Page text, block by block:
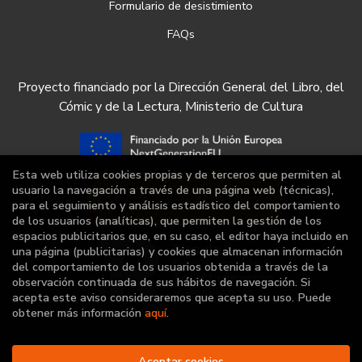
Formulario de desistimiento
FAQs
Proyecto financiado por la Dirección General del Libro, del
Cómic y de la Lectura, Ministerio de Cultura
Esta web utiliza cookies propias y de terceros que permiten al
usuario la navegación a través de una página web (técnicas),
para el seguimiento y análisis estadístico del comportamiento
de los usuarios (analíticas), que permiten la gestión de los
espacios publicitarios que, en su caso, el editor haya incluido en
una página (publicitarias) y cookies que almacenan información
del comportamiento de los usuarios obtenida a través de la
observación continuada de sus hábitos de navegación. Si
acepta este aviso consideraremos que acepta su uso. Puede
obtener más información aquí.